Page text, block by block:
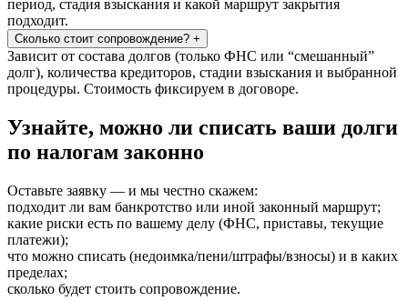
период, стадия взыскания и какой маршрут закрытия
подходит.
Сколько стоит сопровождение? +
Зависит от состава долгов (только ФНС или “смешанный”
долг), количества кредиторов, стадии взыскания и выбранной
процедуры. Стоимость фиксируем в договоре.
Узнайте, можно ли списать ваши долги
по налогам законно
Оставьте заявку — и мы честно скажем:
подходит ли вам банкротство или иной законный маршрут;
какие риски есть по вашему делу (ФНС, приставы, текущие
платежи);
что можно списать (недоимка/пени/штрафы/взносы) и в каких
пределах;
сколько будет стоить сопровождение.